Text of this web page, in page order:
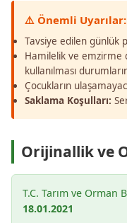
⚠️ Önemli Uyarılar:
Tavsiye edilen günlük
Hamilelik ve emzirme
kullanılması
Çocukların
Saklama Koşulları:
Orijinallik ve
T.C. Tarım ve Orman
18.01.2021